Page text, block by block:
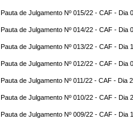
Pauta de Julgamento Nº 015/22 - CAF - Dia
Pauta de Julgamento Nº 014/22 - CAF - Dia
Pauta de Julgamento Nº 013/22 - CAF - Dia
Pauta de Julgamento Nº 012/22 - CAF - Dia
Pauta de Julgamento Nº 011/22 - CAF - Dia
Pauta de Julgamento Nº 010/22 - CAF - Dia
Pauta de Julgamento Nº 009/22 - CAF - Dia